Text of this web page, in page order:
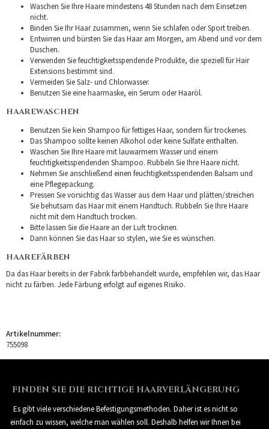
Waschen Sie Ihre Haare mindestens 48 Stunden nach dem Einsetzen
nicht.
Binden Sie Ihr Haar zusammen, wenn Sie schlafen oder Sport treiben.
Entwirren und bürsten Sie das Haar am Morgen, am Abend und vor dem
Duschen.
Verwenden Sie feuchtigkeitsspendende Produkte, die speziell für Hair
Extensions bestimmt sind.
Vermeiden Sie Salz- und Chlorwasser.
Benutzen Sie eine haarmaske, ein Serum oder Haaröl.
HAAREWASCHEN
Benutzen Sie kein Shampoo für fettiges Haar, sondern für trockenes.
Das Shampoo sollte keinen Alkohol oder keine Sulfate enthalten.
Waschen Sie Ihre Haare mit lauwarmem Wasser und einem
feuchtigkeitsspendenden Shampoo. Rubbeln Sie Ihre Haare nicht.
Nehmen Sie anschließend einen feuchtigkeitsspendenden Balsam und
eine Pflegepackung.
Pressen Sie vorsichtig das Wasser aus dem Haar und plätten/streichen
Sie behutsam das Haar mit einem Handtuch. Rubbeln Sie Ihre Haare
nicht mit dem Handtuch trocken.
Bitte lassen Sie die Haare an der Luft trocknen.
Dann können Sie das Haar so stylen, wie Sie es wünschen.
HAAREFÄRBEN
Da das Haar bereits in der Fabrik farbbehandelt wurde, empfehlen wir, das Haar
nicht zu färben. Jede Färbung erfolgt auf eigenes Risiko.
Artikelnummer:
755098
FINDEN SIE DIE RICHTIGE HAARVERLÄNGERUNG
Es gibt viele verschiedene Befestigungsmethoden. Daher ist es nicht so
einfach zu wissen, welche man wählen soll. Deshalb helfen wir Ihnen bei